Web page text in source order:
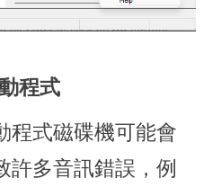
程式
程式磁碟機可能會
許多音訊錯誤，例